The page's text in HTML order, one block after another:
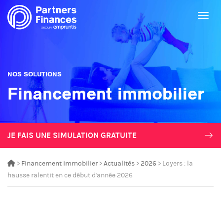
NOS SOLUTIONS
Financement immobilier
JE FAIS UNE SIMULATION GRATUITE
> Financement immobilier >Actualités > 2026 > Loyers : la
hausse ralentit en ce début d'année 2026